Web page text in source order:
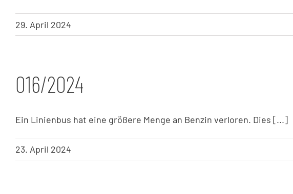
29. April 2024
016/2024
Ein Linienbus hat eine größere Menge an Benzin verloren. Dies [...]
23. April 2024